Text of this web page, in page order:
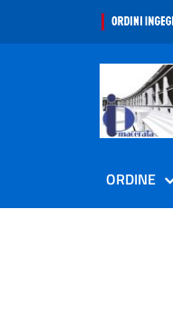
ORDINE